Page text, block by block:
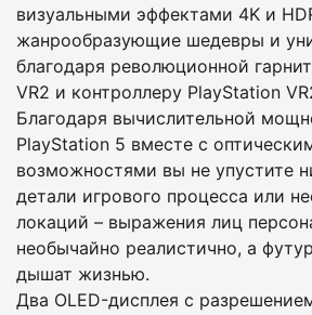
визуальными эффектами 4K и
жанрообразующие шедевры и
благодаря революционной
VR2 и контроллеру PlayStation
Благодаря вычислительной
PlayStation 5 вместе с
возможностями вы не упустите
детали игрового процесса или
локаций – выражения лиц
необычайно реалистично, а
дышат жизнью.
Два OLED-дисплея с